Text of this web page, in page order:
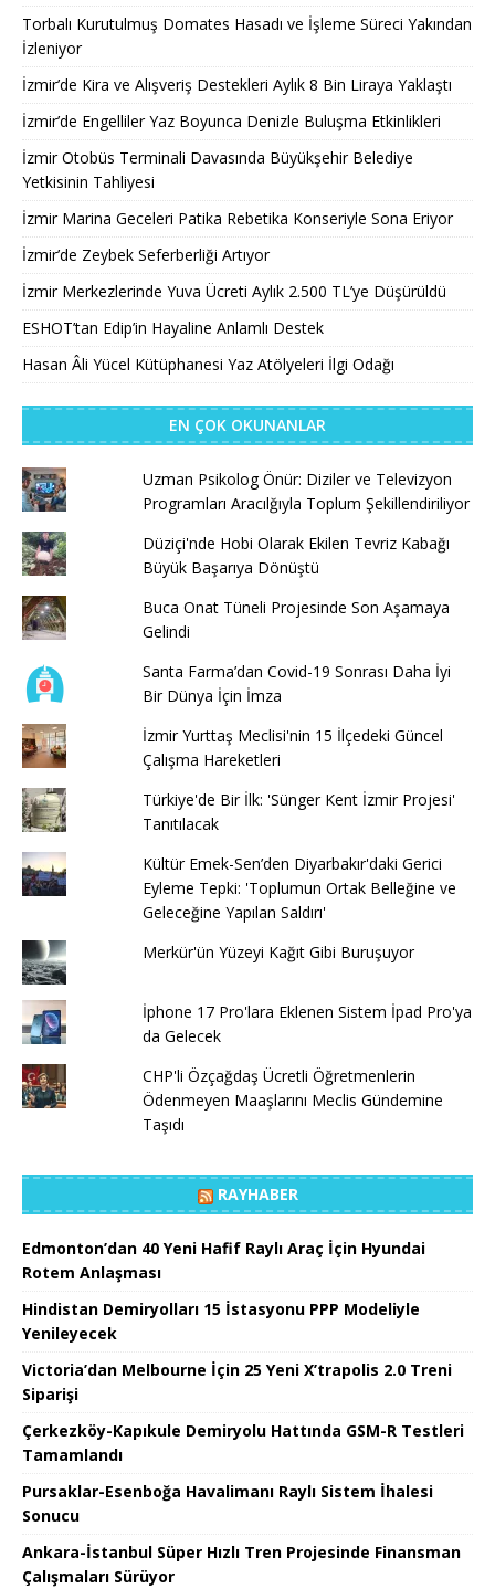
Torbalı Kurutulmuş Domates Hasadı ve İşleme Süreci Yakından
İzleniyor
İzmir’de Kira ve Alışveriş Destekleri Aylık 8 Bin Liraya Yaklaştı
İzmir’de Engelliler Yaz Boyunca Denizle Buluşma Etkinlikleri
İzmir Otobüs Terminali Davasında Büyükşehir Belediye
Yetkisinin Tahliyesi
İzmir Marina Geceleri Patika Rebetika Konseriyle Sona Eriyor
İzmir’de Zeybek Seferberliği Artıyor
İzmir Merkezlerinde Yuva Ücreti Aylık 2.500 TL’ye Düşürüldü
ESHOT’tan Edip’in Hayaline Anlamlı Destek
Hasan Âli Yücel Kütüphanesi Yaz Atölyeleri İlgi Odağı
EN ÇOK OKUNANLAR
Uzman Psikolog Önür: Diziler ve Televizyon
Programları Aracılğıyla Toplum Şekillendiriliyor
Düziçi'nde Hobi Olarak Ekilen Tevriz Kabağı
Büyük Başarıya Dönüştü
Buca Onat Tüneli Projesinde Son Aşamaya
Gelindi
Santa Farma’dan Covid-19 Sonrası Daha İyi
Bir Dünya İçin İmza
İzmir Yurttaş Meclisi'nin 15 İlçedeki Güncel
Çalışma Hareketleri
Türkiye'de Bir İlk: 'Sünger Kent İzmir Projesi'
Tanıtılacak
Kültür Emek-Sen’den Diyarbakır'daki Gerici
Eyleme Tepki: 'Toplumun Ortak Belleğine ve
Geleceğine Yapılan Saldırı'
Merkür'ün Yüzeyi Kağıt Gibi Buruşuyor
İphone 17 Pro'lara Eklenen Sistem İpad Pro'ya
da Gelecek
CHP'li Özçağdaş Ücretli Öğretmenlerin
Ödenmeyen Maaşlarını Meclis Gündemine
Taşıdı
RAYHABER
Edmonton’dan 40 Yeni Hafif Raylı Araç İçin Hyundai
Rotem Anlaşması
Hindistan Demiryolları 15 İstasyonu PPP Modeliyle
Yenileyecek
Victoria’dan Melbourne İçin 25 Yeni X’trapolis 2.0 Treni
Siparişi
Çerkezköy-Kapıkule Demiryolu Hattında GSM-R Testleri
Tamamlandı
Pursaklar-Esenboğa Havalimanı Raylı Sistem İhalesi
Sonucu
Ankara-İstanbul Süper Hızlı Tren Projesinde Finansman
Çalışmaları Sürüyor